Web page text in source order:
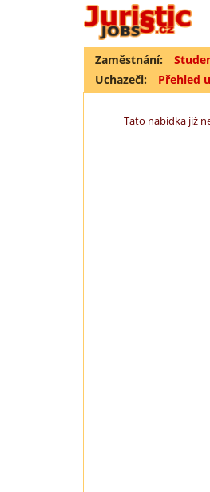
Zaměstnání:
Uchazeči:
Přehled
Tato nabídka již